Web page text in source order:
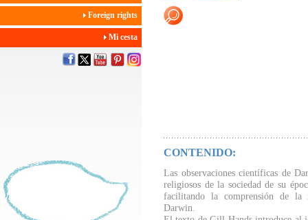
Foreign rights
Mi cesta
CONTENIDO:
Las observaciones científicas de
religiosos de la sociedad de su
facilitando la comprensión de la
Darwin.